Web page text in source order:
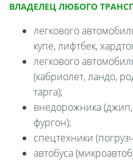
ВЛАДЕЛЕЦ ЛЮБОГО
легкового
купе, лифтбек,
легкового
(кабриолет, ландо,
тарга);
внедорожника
фургон);
спецтехники
автобуса